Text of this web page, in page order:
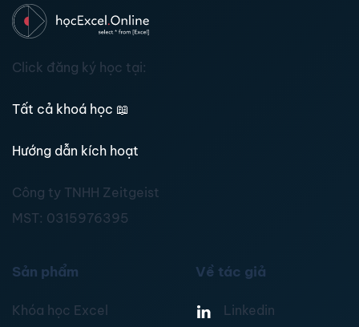
Click đăng ký học tại:
Tất cả khoá học 📖
Hướng dẫn kích hoạt
Công ty TNHH Zeitgeist
MST: 0315976395
Sản phẩm
Khóa học Excel
Về tác giả
Linkedin